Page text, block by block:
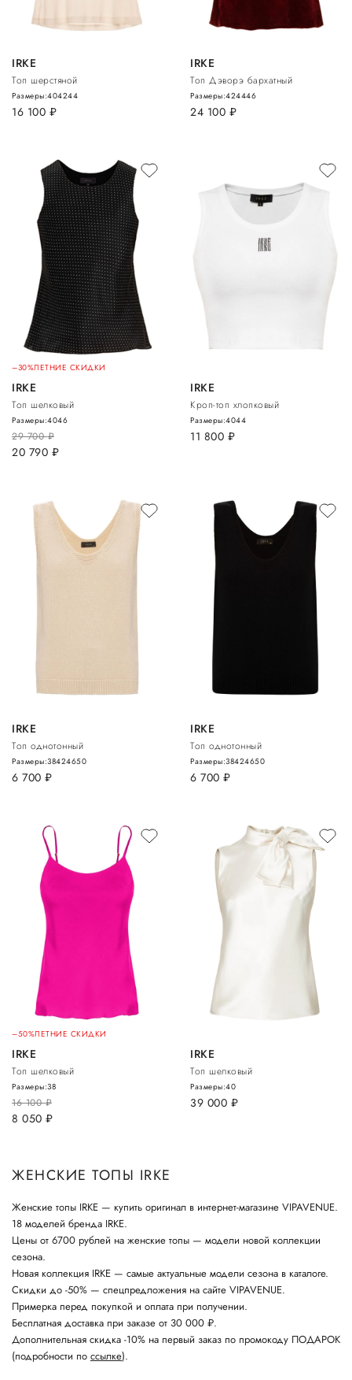
IRKE
Топ шерстяной
16 100 руб.
Размеры:404244
IRKE
Топ Дэворэ бархатный
24 100 руб.
Размеры:424446
–30%ЛЕТНИЕ СКИДКИ
IRKE
Топ шелковый
29 700руб.
20 790 руб.
Размеры:4046
IRKE
Кроп-топ хлопковый
11 800 руб.
Размеры:4044
IRKE
Топ однотонный
6 700 руб.
Размеры:38424650
IRKE
Топ однотонный
6 700 руб.
Размеры:38424650
–50%ЛЕТНИЕ СКИДКИ
IRKE
Топ шелковый
16 100руб.
8 050 руб.
Размеры:38
IRKE
Топ шелковый
39 000 руб.
Размеры:40
ЖЕНСКИЕ ТОПЫ IRKE
Женские топы IRKE — купить оригинал в интернет-магазине VIPAVENUE.
18 моделей бренда IRKE.
Цены от 6700 рублей на женские топы — модели новой коллекции
сезона.
Новая коллекция IRKE — самые актуальные модели сезона в каталоге.
Скидки до -50% — спецпредложения на сайте VIPAVENUE.
Примерка перед покупкой и оплата при получении.
Бесплатная доставка при заказе от 30 000 ₽.
Дополнительная скидка -10% на первый заказ по промокоду ПОДАРОК
(подробности по ссылке).